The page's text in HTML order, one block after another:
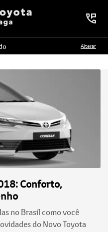
Alterar
Conforto,
no Brasil como você
do Novo Toyota